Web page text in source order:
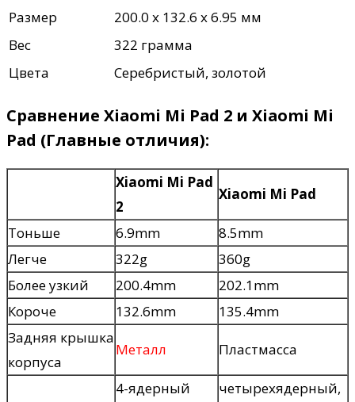
Размер
200.0 х 132.6 х 6.95 мм
Вес
322 грамма
Цвета
Серебристый, золотой
Сравнение Xiaomi Mi Pad 2 и Xiaomi Mi
Pad (Главные отличия):
Xiaomi Mi Pad
2
Xiaomi Mi Pad
Тоньше 6.9mm
8.5mm
Легче
322g
360g
Более узкий
200.4mm
202.1mm
Короче
132.6mm
135.4mm
Задняя крышка
корпуса
Металл Пластмасса
4-ядерный
четырехядерный,